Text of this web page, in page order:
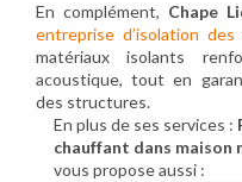
En complément, Chape
entreprise d’isolation
matériaux isolants
acoustique, tout en
des structures.
En plus de ses services :
chauffant dans maison
vous propose aussi :